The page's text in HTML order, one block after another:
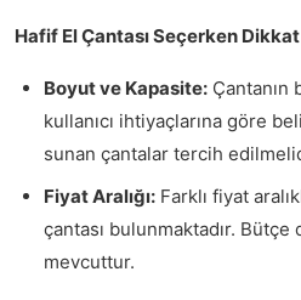
Hafif El Çantası Seçerken
Boyut ve Kapasite: Çantanın
kullanıcı ihtiyaçlarına göre
sunan çantalar tercih
Fiyat Aralığı: Farklı fiyat
çantası bulunmaktadır.
mevcuttur.